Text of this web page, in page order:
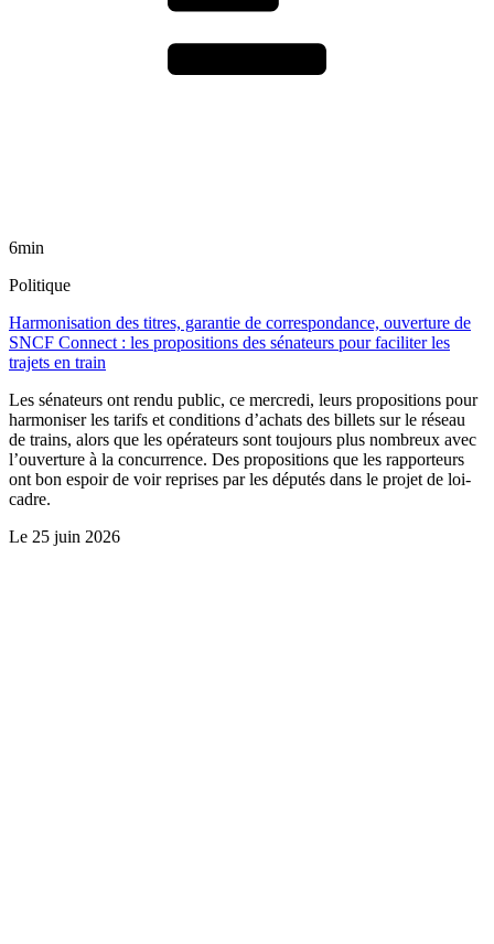
6min
Politique
Harmonisation des titres, garantie de correspondance, ouverture de
SNCF Connect : les propositions des sénateurs pour faciliter les
trajets en train
Les sénateurs ont rendu public, ce mercredi, leurs propositions pour
harmoniser les tarifs et conditions d’achats des billets sur le réseau
de trains, alors que les opérateurs sont toujours plus nombreux avec
l’ouverture à la concurrence. Des propositions que les rapporteurs
ont bon espoir de voir reprises par les députés dans le projet de loi-
cadre.
Le 25 juin 2026